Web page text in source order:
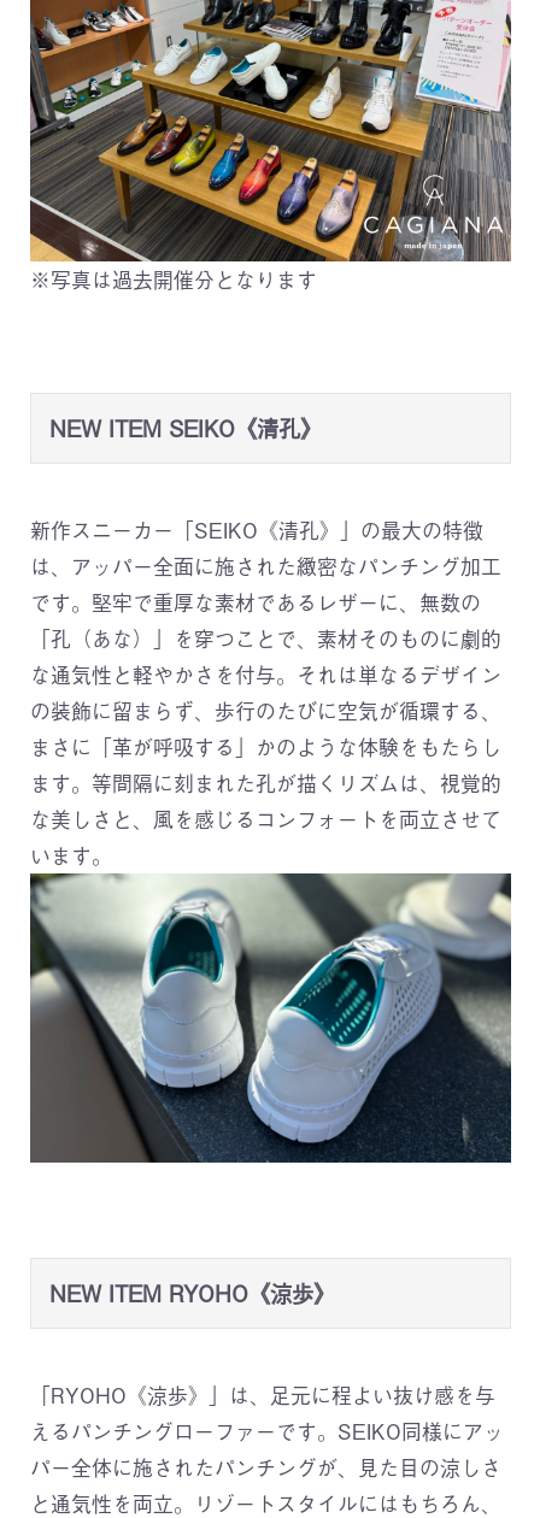
※写真は過去開催分となります
NEW ITEM SEIKO《清孔》
新作スニーカー「SEIKO《清孔》」の最大の特徴
は、アッパー全面に施された緻密なパンチング加工
です。堅牢で重厚な素材であるレザーに、無数の
「孔（あな）」を穿つことで、素材そのものに劇的
な通気性と軽やかさを付与。それは単なるデザイン
の装飾に留まらず、歩行のたびに空気が循環する、
まさに「革が呼吸する」かのような体験をもたらし
ます。等間隔に刻まれた孔が描くリズムは、視覚的
な美しさと、風を感じるコンフォートを両立させて
います。
NEW ITEM RYOHO《涼歩》
「RYOHO《涼歩》」は、足元に程よい抜け感を与
えるパンチングローファーです。SEIKO同様にアッ
パー全体に施されたパンチングが、見た目の涼しさ
と通気性を両立。リゾートスタイルにはもちろん、